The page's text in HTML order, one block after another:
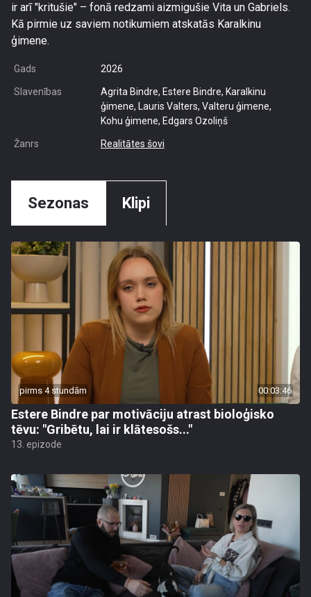
ir arī "kritušie" – fonā redzami aizmigušie Vita un Gabriels.
Kā pirmie uz saviem notikumiem atskatās Karalkinu
ģimene.
Gads 2026
Slavenības
Agrita Bindre, Estere Bindre, Karalkinu
ģimene, Lauris Valters, Valteru ģimene,
Kohu ģimene, Edgars Ozoliņš
Žanrs Realitātes šovi
Sezonas Klipi
pirms 4 stundām 00:03:46
Estere Bindre par motivāciju atrast bioloģisko
tēvu: "Gribētu, lai ir klātesošs..."
13. epizode